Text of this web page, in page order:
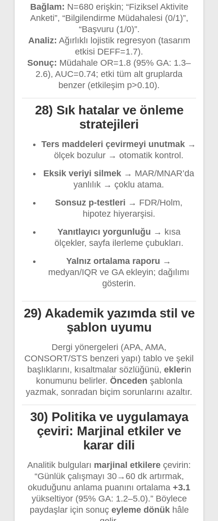
Bağlam: N=680 erişkin; “Fiziksel Aktivite
Anketi”, “Bilgilendirme Müdahalesi (0/1)”,
“Başvuru (1/0)”.
Analiz: Ağırlıklı lojistik regresyon (tasarım
etkisi DEFF=1.7).
Sonuç: Müdahale OR=1.8 (95% GA: 1.3–
2.6), AUC=0.74; etki tüm alt gruplarda
benzer (etkileşim p>0.10).
28) Sık hatalar ve önleme
stratejileri
Ters maddeleri çevirmeyi unutmak →
ölçek bozulur → otomatik kontrol.
Eksik veriyi silmek → MAR/MNAR’da
yanlılık → çoklu atama.
Sonsuz p-testleri → FDR/Holm,
hipotez hiyerarşisi.
Yanıtlayıcı yorgunluğu → kısa
ölçekler, sayfa ilerleme çubukları.
Yalnız ortalama raporu →
medyan/IQR ve GA ekleyin; dağılımı
gösterin.
29) Akademik yazımda stil ve
şablon uyumu
Dergi yönergeleri (APA, AMA,
CONSORT/STS benzeri yapı) tablo ve şekil
başlıklarını, kısaltmalar sözlüğünü, eklerin
konumunu belirler. Önceden şablonla
yazmak, sonradan biçim sorunlarını azaltır.
30) Politika ve uygulamaya
çeviri: Marjinal etkiler ve
karar dili
Analitik bulguları marjinal etkilere çevirin:
“Günlük çalışmayı 30→60 dk artırmak,
okuduğunu anlama puanını ortalama +3.1
yükseltiyor (95% GA: 1.2–5.0).” Böylece
paydaşlar için sonuç eyleme dönükhâle